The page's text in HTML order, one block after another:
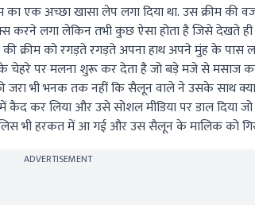
एक अच्छा खासा लेप लगा दिया था. उस क्रीम की
लगा लेकिन तभी कुछ ऐसा होता है जिसे देखते
क्रीम को रगड़ते रगड़ते अपना हाथ अपने मुंह के पास
चेहरे पर मलना शुरू कर देता है जो बड़े मजे से मसाज
जरा भी भनक तक नहीं कि सैलून वाले ने उसके साथ
कर लिया और उसे सोशल मीडिया पर डाल दिया
भी हरकत में आ गई और उस सैलून के मालिक को
ADVERTISEMENT